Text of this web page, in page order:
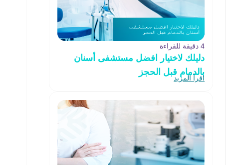
4 دقيقة للقراءة
دليلك لاختيار افضل مستشفى أسنان
بالدمام قبل الحجز
اقرأ المزيد